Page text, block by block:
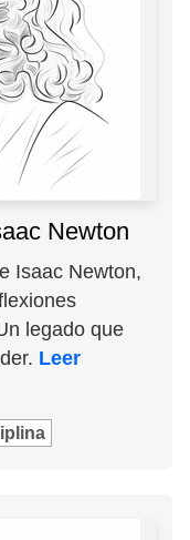
Newton
Isaac Newton,
legado que
Leer